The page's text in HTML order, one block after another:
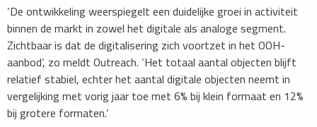
‘De ontwikkeling weerspiegelt een duidelijke groei in activiteit
binnen de markt in zowel het digitale als analoge segment.
Zichtbaar is dat de digitalisering zich voortzet in het OOH-
aanbod’, zo meldt Outreach. ‘Het totaal aantal objecten blijft
relatief stabiel, echter het aantal digitale objecten neemt in
vergelijking met vorig jaar toe met 6% bij klein formaat en 12%
bij grotere formaten.’